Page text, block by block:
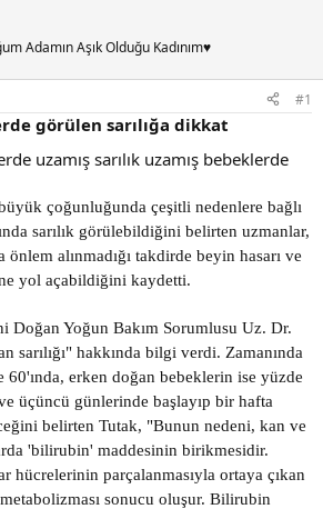
Adamın Aşık Olduğu Kadınım♥
#1
görülen sarılığa dikkat
uzamış sarılık uzamış bebeklerde
çoğunluğunda çeşitli nedenlere bağlı
sarılık görülebildiğini belirten uzmanlar,
önlem alınmadığı takdirde beyin hasarı ve
yol açabildiğini kaydetti.
Doğan Yoğun Bakım Sorumlusu Uz. Dr.
sarılığı" hakkında bilgi verdi. Zamanında
erken doğan bebeklerin ise yüzde
üçüncü günlerinde başlayıp bir hafta
belirten Tutak, "Bunun nedeni, kan ve
'bilirubin' maddesinin birikmesidir.
hücrelerinin parçalanmasıyla ortaya çıkan
sonucu oluşur. Bilirubin